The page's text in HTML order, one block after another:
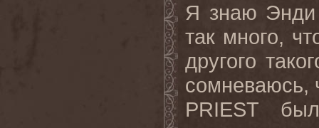
Я знаю Энди
так много,
другого
сомневаюсь,
PRIEST